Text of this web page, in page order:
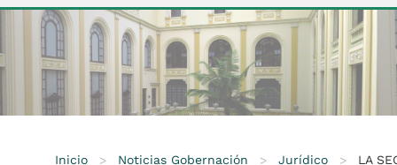
Inicio > Noticias Gobernación > Jurídico > LA